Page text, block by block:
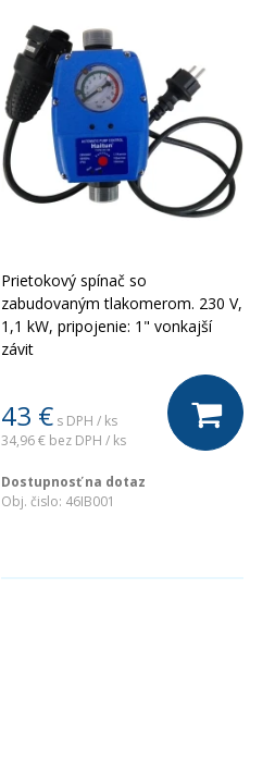
Prietokový spínač so
zabudovaným tlakomerom. 230 V,
1,1 kW, pripojenie: 1" vonkajší
závit
43 € s DPH / ks
34,96 € bez DPH / ks
Dostupnosť na dotaz
Obj. čislo: 46IB001